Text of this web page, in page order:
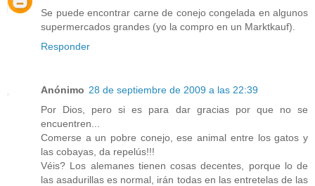
Se puede encontrar carne de conejo congelada en algunos
supermercados grandes (yo la compro en un Marktkauf).
Responder
Anónimo 28 de septiembre de 2009 a las 22:39
Por Dios, pero si es para dar gracias por que no se
encuentren...
Comerse a un pobre conejo, ese animal entre los gatos y
las cobayas, da repelús!!!
Véis? Los alemanes tienen cosas decentes, porque lo de
las asadurillas es normal, irán todas en las entretelas de las